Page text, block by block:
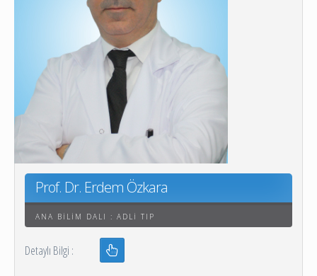
Prof. Dr. Erdem Özkara
ANA BILIM DALI : ADLI TIP
Detaylı Bilgi :